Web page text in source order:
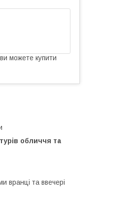
можете купити
обличчя та
вранці та ввечері